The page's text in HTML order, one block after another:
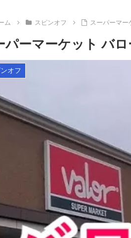
ム スピンオフ スーパーマー
パーマーケット バ
オフ